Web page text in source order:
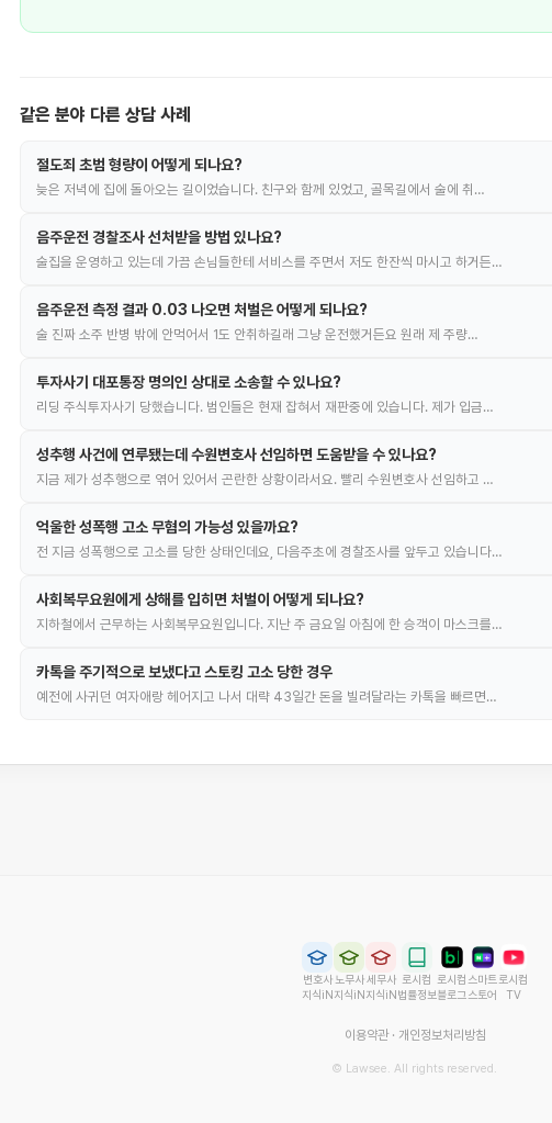
같은 분야 다른 상담 사례
절도죄 초범 형량이 어떻게 되나요?
늦은 저녁에 집에 돌아오는 길이었습니다. 친구와 함께 있었고, 골목길에서 술에 취…
음주운전 경찰조사 선처받을 방법 있나요?
술집을 운영하고 있는데 가끔 손님들한테 서비스를 주면서 저도 한잔씩 마시고 하거든…
음주운전 측정 결과 0.03 나오면 처벌은 어떻게 되나요?
술 진짜 소주 반병 밖에 안먹어서 1도 안취하길래 그냥 운전했거든요 원래 제 주량…
투자사기 대포통장 명의인 상대로 소송할 수 있나요?
리딩 주식투자사기 당했습니다. 범인들은 현재 잡혀서 재판중에 있습니다. 제가 입금…
성추행 사건에 연루됐는데 수원변호사 선임하면 도움받을 수 있나요?
지금 제가 성추행으로 엮어 있어서 곤란한 상황이라서요. 빨리 수원변호사 선임하고 …
억울한 성폭행 고소 무혐의 가능성 있을까요?
전 지금 성폭행으로 고소를 당한 상태인데요, 다음주초에 경찰조사를 앞두고 있습니다…
사회복무요원에게 상해를 입히면 처벌이 어떻게 되나요?
지하철에서 근무하는 사회복무요원입니다. 지난 주 금요일 아침에 한 승객이 마스크를…
카톡을 주기적으로 보냈다고 스토킹 고소 당한 경우
예전에 사귀던 여자애랑 헤어지고 나서 대략 43일간 돈을 빌려달라는 카톡을 빠르면…
변호사
지식iN
노무사
지식iN
세무사
지식iN
로시컴
법률정보
로시컴
블로그
스마트
스토어
로시컴
TV
이용약관· 개인정보처리방침
© Lawsee. All rights reserved.